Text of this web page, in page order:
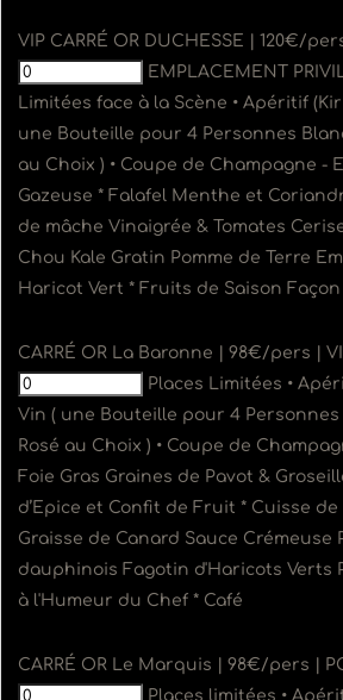
VIP CARRÉ OR DUCHESSE | 120€/
EMPLACEMENT
Limitées face à la Scène • Apéritif
une Bouteille pour 4 Personnes
au Choix ) • Coupe de Champagne -
Gazeuse * Falafel Menthe et
de mâche Vinaigrée & Tomates
Chou Kale Gratin Pomme de Terre
Haricot Vert * Fruits de Saison Façon
CARRÉ OR La Baronne | 98€/pers |
Places Limitées •
Vin ( une Bouteille pour 4 Personnes
Rosé au Choix ) • Coupe de
Foie Gras Graines de Pavot &
d’Epice et Confit de Fruit * Cuisse
Graisse de Canard Sauce Crémeuse
dauphinois Fagotin d'Haricots Verts
à l'Humeur du Chef * Café
CARRÉ OR Le Marquis | 98€/pers |
Places limitées •